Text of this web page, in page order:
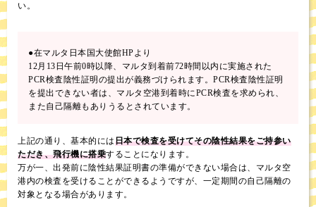
い。
●在マルタ日本国大使館HPより
12月13日午前0時以降、マルタ到着前72時間以内に実施された
PCR検査陰性証明の提出が義務づけられます。PCR検査陰性証明
を提出できない者は、マルタ空港到着時にPCR検査を求められ、
また自己隔離もありうるとされています。
上記の通り、基本的には日本で検査を受けてその陰性結果をご持参い
ただき、飛行機に搭乗することになります。
万が一、出発前に陰性結果証明書の準備ができない場合は、マルタ空
港内の検査を受けることができるようですが、一定期間の自己隔離の
対象となる場合があります。